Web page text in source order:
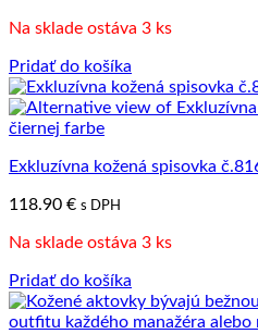
bola:
je:
Na sklade ostáva 3 ks
Pridať do košíka
Exkluzívna kožená spisovka
118.90 € s DPH
Na sklade ostáva 3 ks
Pridať do košíka